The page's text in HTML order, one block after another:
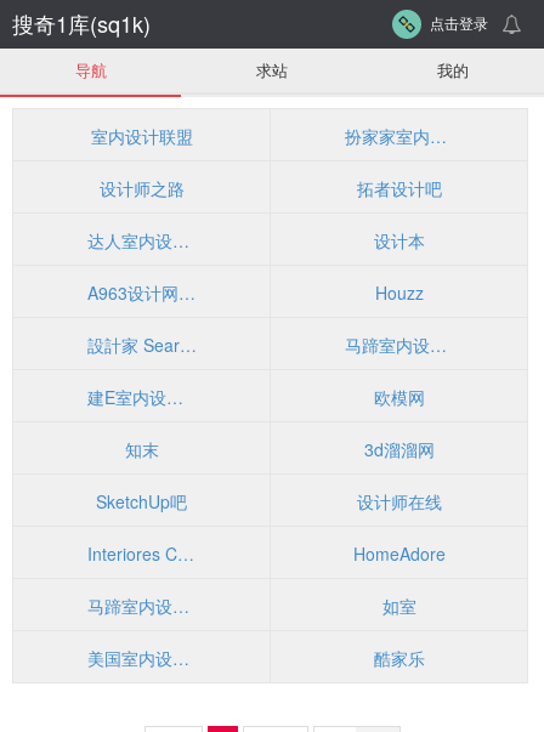
搜奇1库(sq1k) 点击登录
导航 求站 我的
室内设计联盟 扮家家室内设计网
设计师之路 拓者设计吧
达人室内设计网 设计本
A963设计网-全球建筑、景观、软装、室内设计师首选平台 Houzz
設計家 Searchome－室內設計、裝潢設計社群平台 马蹄室内设计网
建E室内设计网 欧模网
知末 3d溜溜网
SketchUp吧 设计师在线
Interiores Chic HomeAdore
马蹄室内设计网-mati.hk 如室
美国室内设计中文网 酷家乐